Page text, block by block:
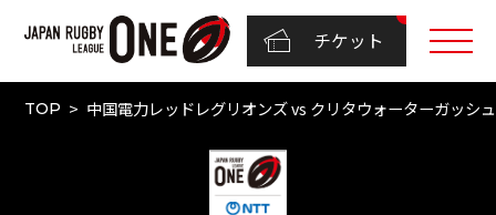
チケット
TOP 中国電力レッドレグリオンズ vs クリタウォーターガッ